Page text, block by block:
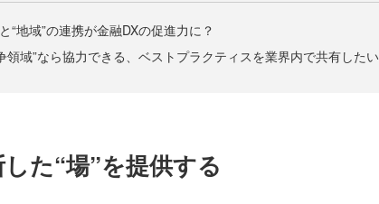
“地域”の連携が金融DXの促進力に？
領域”なら協力できる、ベストプラクティスを業界内で共有したい
た“場”を提供する